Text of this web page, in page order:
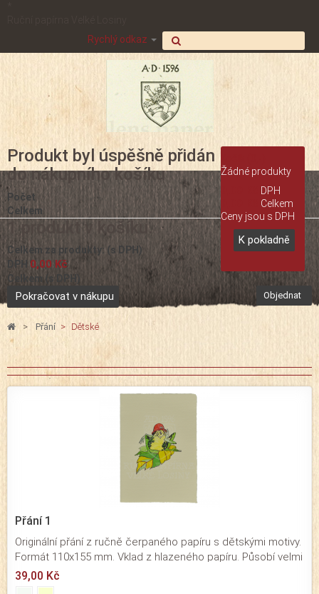
Rychlý odkaz
Žádné produkty
DPH
Celkem
Ceny jsou s DPH
K pokladně
Produkt byl úspěšně přidán
do nákupního košíku
Počet
Celkem
1 produkt v košíku.
Celkem za produkty: (s DPH)
DPH 0,00 Kč
Celkem (s DPH)
Pokračovat v nákupu Objednat
> Přání > Dětské
Přání 1
Originální přání z ručně čerpaného papíru s dětskými motivy.
Formát 110x155 mm. Vklad z hlazeného papíru. Působí velmi
originálním dojmem. Přání určené pro významné osobní a
rodinné příležitosti. Baleno je společně s obálkou v
39,00 Kč